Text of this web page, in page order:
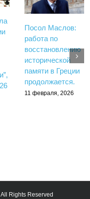
Посол Маслов:
работа по
восстановлению
исторической
памяти в Греции
продолжается.
11 февраля, 2026
Rights Reserved